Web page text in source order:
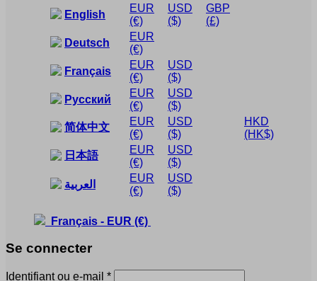
English
EUR
(€)
USD
($)
GBP
(£)
Deutsch
EUR
(€)
Français
EUR
(€)
USD
($)
Русский
EUR
(€)
USD
($)
简体中文
EUR
(€)
USD
($)
HKD
(HK$)
日本語
EUR
(€)
USD
($)
العربية
EUR
(€)
USD
($)
Français - EUR (€)
Se connecter
Identifiant ou e-mail *Obligatoire